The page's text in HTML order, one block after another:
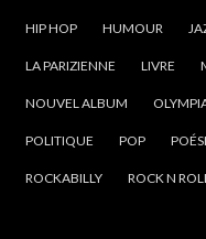
HIP HOP HUMOUR
LA PARIZIENNE LIVRE
NOUVEL ALBUM
POLITIQUE POP
ROCKABILLY ROCK N ROLL